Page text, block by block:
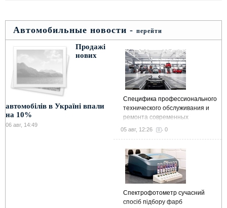
Автомобильные новости - перейти
Продажі
нових
автомобілів в Україні впали
на 10%
06 авг, 14:49
Специфика профессионального
технического обслуживания и
ремонта современных
автомобилей
05 авг, 12:26 0
Спектрофотометр сучасний
спосіб підбору фарб